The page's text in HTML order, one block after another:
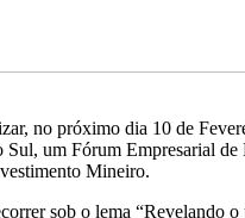
no próximo dia 10 de
um Fórum Empresarial de
Mineiro.
sob o lema “Revelando